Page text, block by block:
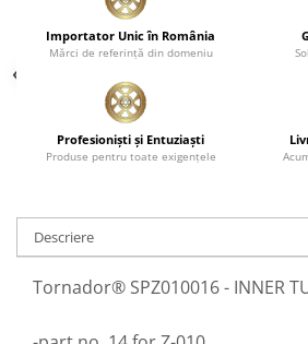
Importator Unic în România
Mărci de referinţă din domeniu
Profesionişti şi Entuziaşti
Produse pentru toate exigenţele
Descriere
Tornador® SPZ010016 - INNER